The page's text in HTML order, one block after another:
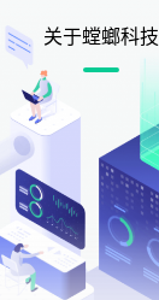
关于螳螂科技